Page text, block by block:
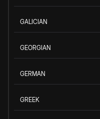
GALICIAN
GEORGIAN
GERMAN
GREEK